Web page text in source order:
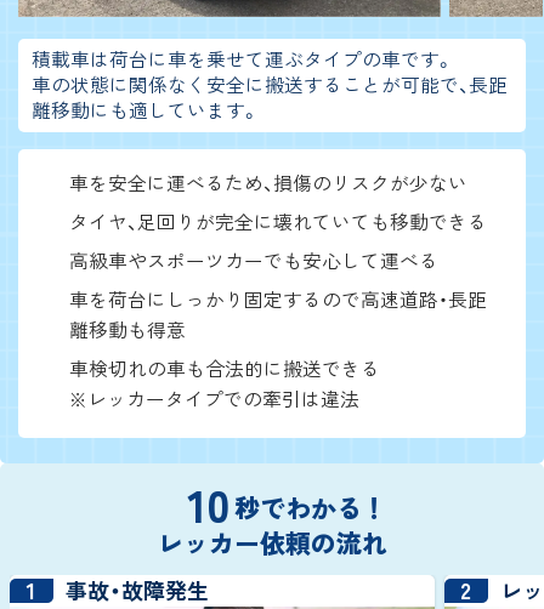
積載車は荷台に車を乗せて運ぶタイプの車です。
車の状態に関係なく安全に搬送することが可能で、長距
離移動にも適しています。
車を安全に運べるため、損傷のリスクが少ない
タイヤ、足回りが完全に壊れていても移動できる
高級車やスポーツカーでも安心して運べる
車を荷台にしっかり固定するので高速道路・長距
離移動も得意
車検切れの車も合法的に搬送できる
※レッカータイプでの牽引は違法
10秒でわかる！
レッカー依頼の流れ
1 事故・故障発生 2 レ